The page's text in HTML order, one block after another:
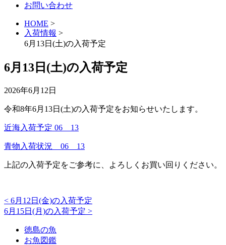
お問い合わせ
HOME >
入荷情報 >
6月13日(土)の入荷予定
6月13日(土)の入荷予定
2026年6月12日
令和8年6月13日(土)の入荷予定をお知らせいたします。
近海入荷予定 06 13
青物入荷状況 06 13
上記の入荷予定をご参考に、よろしくお買い回りください。
< 6月12日(金)の入荷予定
6月15日(月)の入荷予定 >
徳島の魚
お魚図鑑